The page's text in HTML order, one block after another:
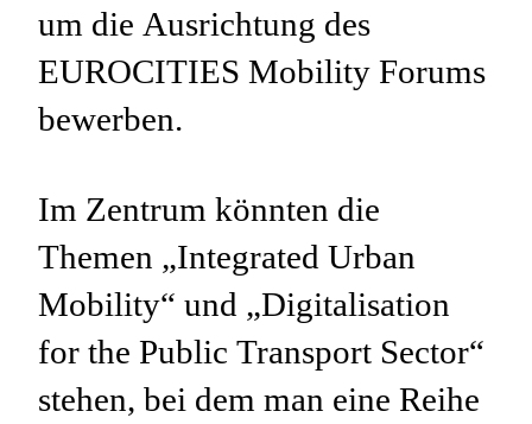
um die Ausrichtung des
EUROCITIES Mobility Forums
bewerben.
Im Zentrum könnten die
Themen „Integrated Urban
Mobility“ und „Digitalisation
for the Public Transport Sector“
stehen, bei dem man eine Reihe